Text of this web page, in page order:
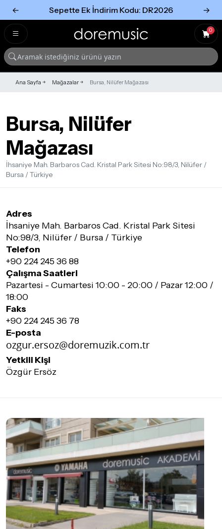
← Sepette Ek İndirim Kodu: DR2026 →
0
Ana Sayfa Mağazalar Bursa, Nilüfer Mağazası
Bursa, Nilüfer
Mağazası
İhsaniye Mah. Barbaros Cad. Kristal Park Sitesi No:98/3, Nilüfer /
Bursa / Türkiye
Adres
İhsaniye Mah. Barbaros Cad. Kristal Park Sitesi
No:98/3, Nilüfer / Bursa / Türkiye
Telefon
+90 224 245 36 88
Çalışma Saatleri
Pazartesi - Cumartesi 10:00 - 20:00 / Pazar 12:00 /
18:00
Faks
+90 224 245 36 78
E-posta
Yetkili Kişi
Özgür Ersöz
Tümünü Gör
Tümünü gör